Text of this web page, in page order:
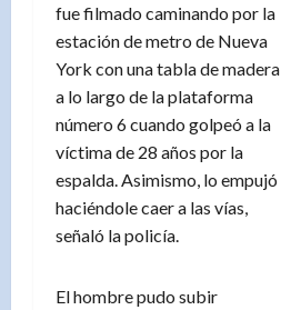
fue filmado caminando por la
estación de metro de Nueva
York con una tabla de madera
a lo largo de la plataforma
número 6 cuando golpeó a la
víctima de 28 años por la
espalda. Asimismo, lo empujó
haciéndole caer a las vías,
señaló la policía.
El hombre pudo subir